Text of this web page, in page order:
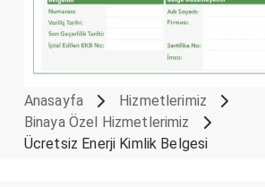
Anasayfa
Hizmetlerimiz
Binaya Özel Hizmetlerimiz
Ücretsiz Enerji Kimlik Belgesi